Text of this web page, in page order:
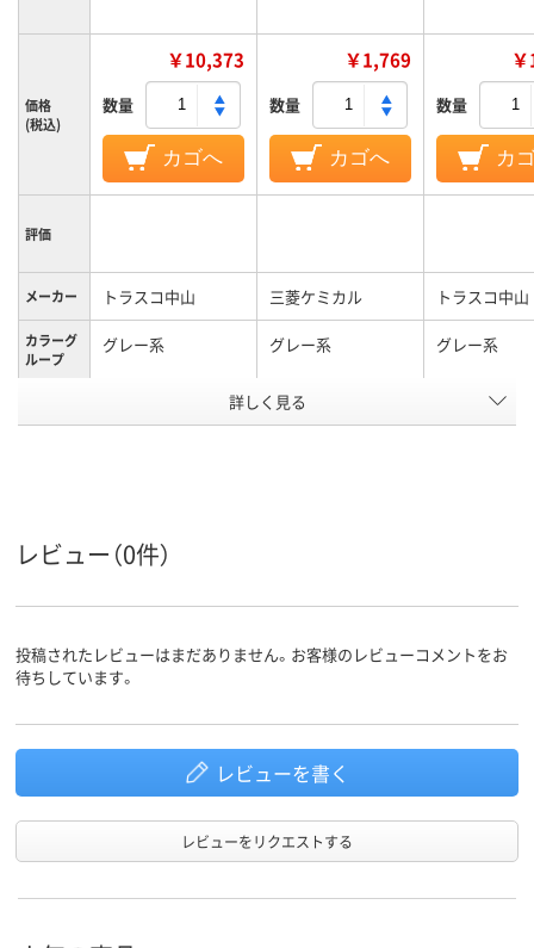
価格
(税込)
￥10,373
数量
カゴへ
￥1,769
数量
カゴへ
数量
カ
評価
メーカー トラスコ中山 三菱ケミカル トラスコ中山
カラーグ
ループ
グレー系 グレー系 グレー系
詳しく見る
レビュー（0件）
投稿されたレビューはまだありません。お客様のレビューコメントをお
待ちしています。
レビューを書く
レビューをリクエストする